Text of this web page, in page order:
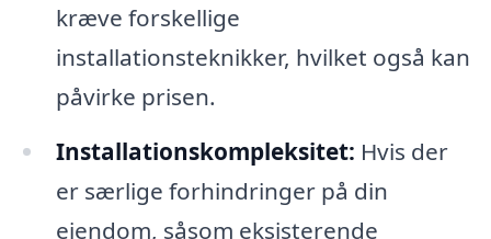
kræve forskellige
installationsteknikker, hvilket også kan
påvirke prisen.
Installationskompleksitet: Hvis der
er særlige forhindringer på din
ejendom, såsom eksisterende